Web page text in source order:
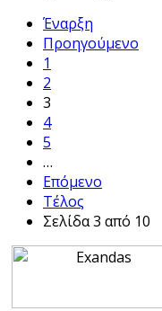
Έναρξη
Προηγούμενο
1
2
3
4
5
…
Επόμενο
Τέλος
Σελίδα 3 από 10